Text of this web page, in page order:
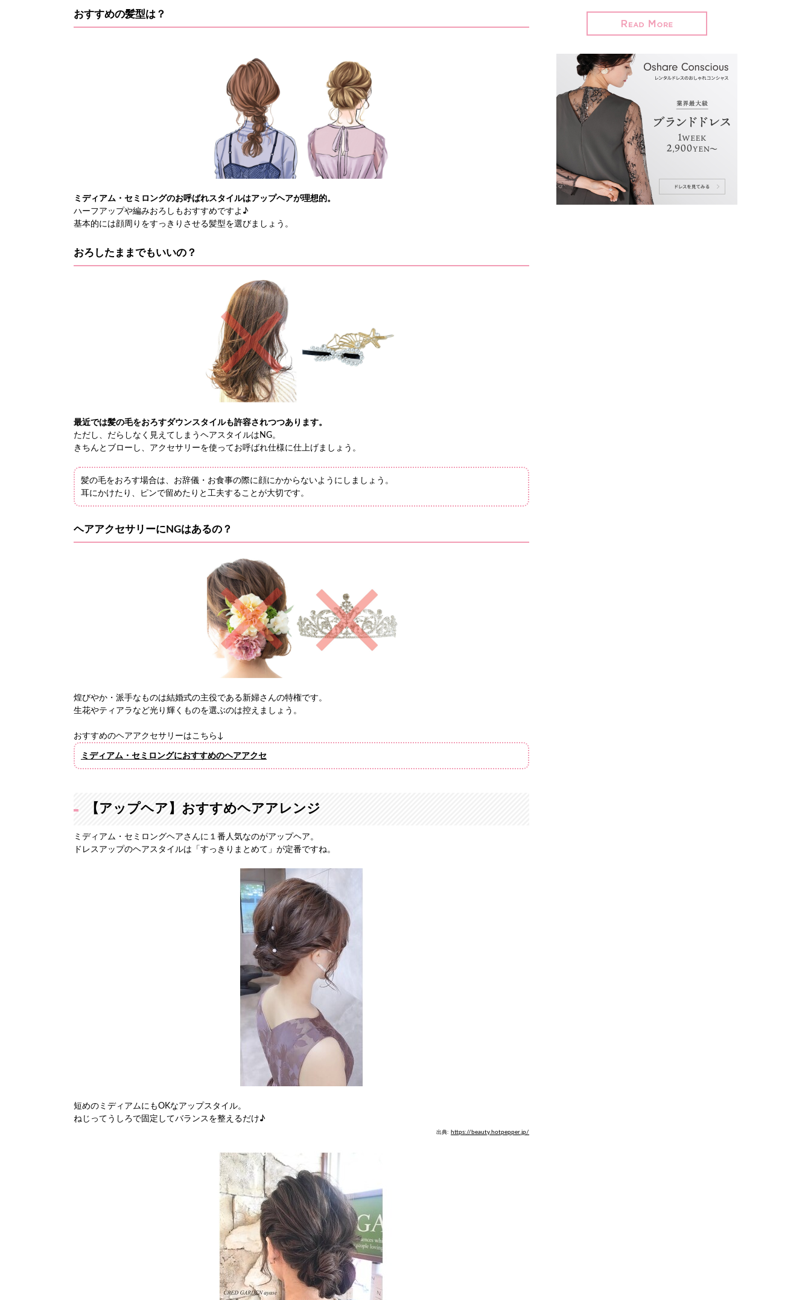
おすすめの髪型は？
ミディアム・セミロングのお呼ばれスタイルはアップヘアが理想的。
ハーフアップや編みおろしもおすすめですよ♪
基本的には顔周りをすっきりさせる髪型を選びましょう。
おろしたままでもいいの？
最近では髪の毛をおろすダウンスタイルも許容されつつあります。
ただし、だらしなく見えてしまうヘアスタイルはNG。
きちんとブローし、アクセサリーを使ってお呼ばれ仕様に仕上げましょう。
髪の毛をおろす場合は、お辞儀・お食事の際に顔にかからないようにしましょう。
耳にかけたり、ピンで留めたりと工夫することが大切です。
ヘアアクセサリーにNGはあるの？
煌びやか・派手なものは結婚式の主役である新婦さんの特権です。
生花やティアラなど光り輝くものを選ぶのは控えましょう。
おすすめのヘアアクセサリーはこちら↓
ミディアム・セミロングにおすすめのヘアアクセ
【アップヘア】おすすめヘアアレンジ
ミディアム・セミロングヘアさんに１番人気なのがアップヘア。
ドレスアップのヘアスタイルは「すっきりまとめて」が定番ですね。
短めのミディアムにもOKなアップスタイル。
ねじってうしろで固定してバランスを整えるだけ♪
出典: https://beauty.hotpepper.jp/